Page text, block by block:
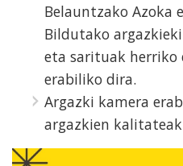
Belauntzako Azoka
Bildutako
eta sarituak herriko
erabiliko dira.
Argazki kamera
argazkien